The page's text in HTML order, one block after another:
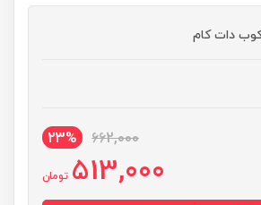
دات کام
662,000
23%
513,000 تومان